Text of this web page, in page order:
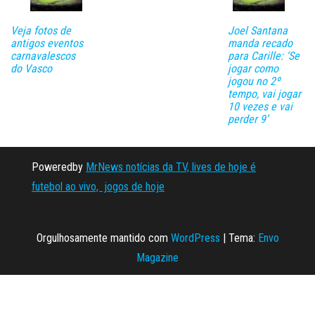
Veja fotos de
antigos eventos
carnavalescos
do Vasco
Joel Santana
manda recado
para Carille: ‘Se
jogar como
jogou no 2º
tempo, vai jogar
10 vezes e vai
perder 9’
Poweredby MrNews notícias da TV, lives de hoje é
futebol ao vivo, jogos de hoje
Orgulhosamente mantido com WordPress | Tema: Envo
Magazine